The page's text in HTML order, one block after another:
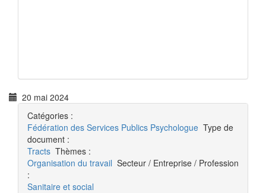
20 mai 2024
Catégories :
Fédération des Services Publics Psychologue Type de
document :
Tracts Thèmes :
Organisation du travail Secteur / Entreprise / Profession
:
Sanitaire et social